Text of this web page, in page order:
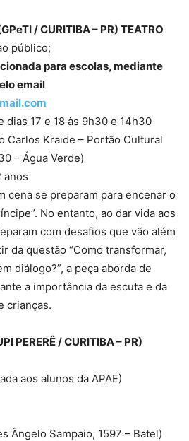
/ CURITIBA – PR) TEATRO
público;
para escolas, mediante
email
dias 17 e 18 às 9h30 e 14h30
Carlos Kraide – Portão Cultural
– Água Verde)
anos
cena se preparam para encenar o
No entanto, ao dar vida aos
com desafios que vão além
da questão “Como transformar,
diálogo?”, a peça aborda de
a importância da escuta e da
crianças.
PERERÊ / CURITIBA – PR)
aos alunos da APAE)
Ângelo Sampaio, 1597 – Batel)